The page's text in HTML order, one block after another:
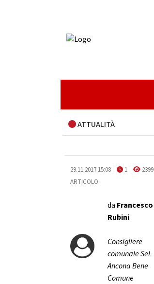
ATTUALITÀ
29.11.2017 15:08 1
2399
ARTICOLO
da Francesco
Rubini
Consigliere
comunale SeL
Ancona Bene
Comune